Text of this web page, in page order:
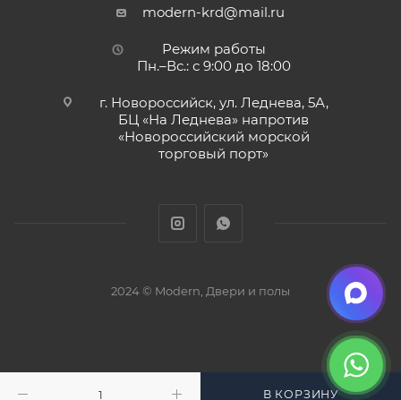
В КОРЗИНУ
modern-krd@mail.ru
Режим работы
Пн.–Вс.: с 9:00 до 18:00
г. Новороссийск, ул. Леднева, 5А,
БЦ «На Леднева» напротив
«Новороссийский морской
торговый порт»
2024 © Modern, Двери и полы